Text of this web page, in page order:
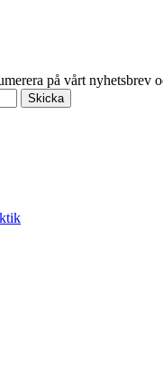
på vårt nyhetsbrev